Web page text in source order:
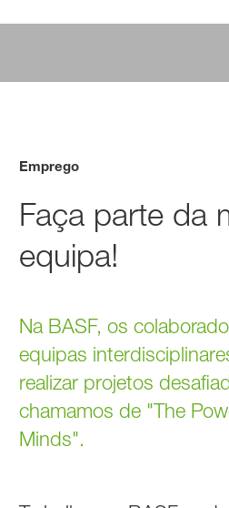
Emprego
Faça parte da
equipa!
Na BASF, os
equipas
realizar projetos
chamamos de "The
Minds".